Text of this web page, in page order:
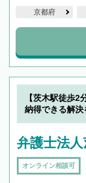
京都府
【茨木駅徒歩2
納得できる解
弁護士法
オンライン相談可